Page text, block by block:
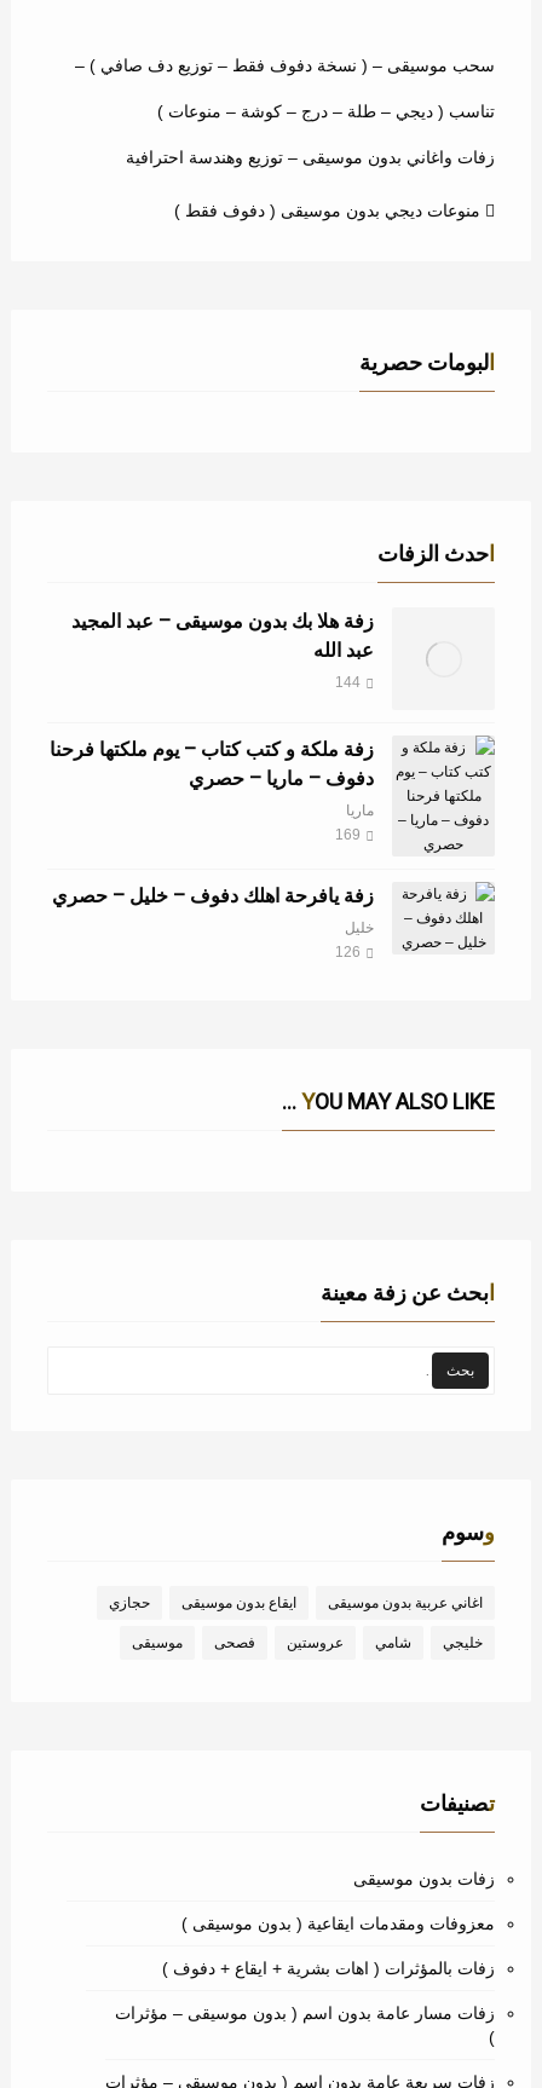
سحب موسيقى – ( نسخة دفوف فقط – توزيع دف صافي ) –
تناسب ( ديجي – طلة – درج – كوشة – منوعات )
زفات واغاني بدون موسيقى – توزيع وهندسة احترافية
منوعات ديجي بدون موسيقى ( دفوف فقط )
البومات حصرية
احدث الزفات
زفة هلا بك بدون موسيقى – عبد المجيد
عبد الله
144
زفة ملكة و كتب كتاب – يوم ملكتها فرحنا
دفوف – ماريا – حصري
ماريا
169
زفة يافرحة اهلك دفوف – خليل – حصري
خليل
126
YOU MAY ALSO LIKE ...
ابحث عن زفة معينة
وسوم
اغاني عربية بدون موسيقى ايقاع بدون موسيقى حجازي
خليجي شامي عروستين فصحى موسيقى
تصنيفات
زفات بدون موسيقى
معزوفات ومقدمات ايقاعية ( بدون موسيقى )
زفات بالمؤثرات ( اهات بشرية + ايقاع + دفوف )
زفات مسار عامة بدون اسم ( بدون موسيقى – مؤثرات
)
زفات سريعة عامة بدون اسم ( بدون موسيقى – مؤثرات